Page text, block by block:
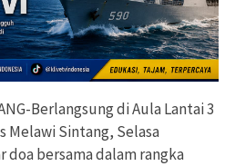
Berlangsung di Aula Lantai 3
Melawi Sintang, Selasa
doa bersama dalam rangka